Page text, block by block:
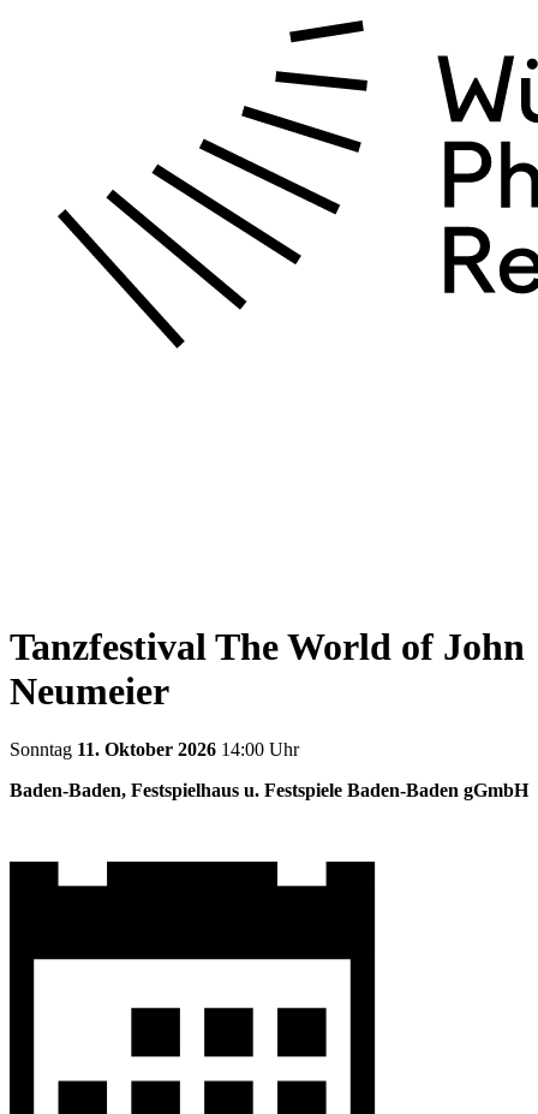
Tanzfestival The World of John
Neumeier
Sonntag 11. Oktober 2026 14:00 Uhr
Baden-Baden, Festspielhaus u. Festspiele Baden-Baden gGmbH